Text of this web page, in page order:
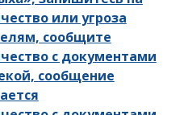
или угроза
сообщите
с документами
сообщение